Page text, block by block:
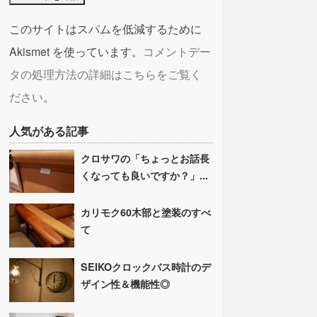
このサイトはスパムを低減するために
Akismet を使っています。 コメントデー
タの処理方法の詳細はこちらをご覧く
ださい。
人気がある記事
クロサワの「ちょっとお話長
くなっても良いですか？」...
カリモク60木部と塗装のすべ
て
SEIKOクロックバス時計のデ
ザイン性＆機能性◎